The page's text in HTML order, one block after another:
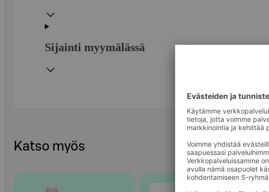
Sijainti myymälässä
Katso myös